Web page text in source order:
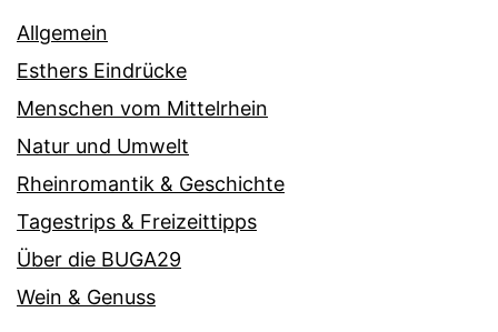
Allgemein
Esthers Eindrücke
Menschen vom Mittelrhein
Natur und Umwelt
Rheinromantik & Geschichte
Tagestrips & Freizeittipps
Über die BUGA29
Wein & Genuss